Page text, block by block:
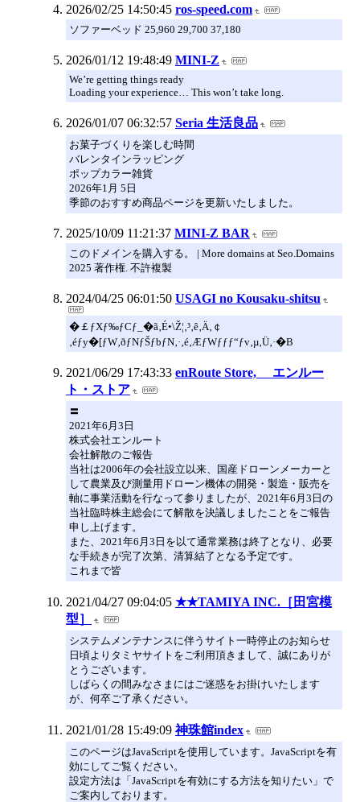
2026/02/25 14:50:45 ros-speed.com
ソファーベッド 25,960 29,700 37,180
2026/01/12 19:48:49 MINI-Z
We’re getting things ready
Loading your experience… This won’t take long.
2026/01/07 06:32:57 Seria 生活良品
お菓子づくりを楽しむ時間
バレンタインラッピング
ポップカラー雑貨
2026年1月 5日
季節のおすすめ商品ページを更新いたしました。
2025/10/09 11:21:37 MINI-Z BAR
このドメインを購入する。 | More domains at Seo.Domains
2025 著作権. 不許複製
2024/04/25 06:01:50 USAGI no Kousaku-shitsu
�￡ƒXƒ‰ƒCƒ_�ã‚É•\Ž¦‚³‚ê‚Ä‚￠
‚éƒy�[ƒW‚ðƒNƒŠƒbƒN‚·‚é‚ÆƒWƒƒƒ“ƒv‚µ‚Ü‚·�B
2021/06/29 17:43:33 enRoute Store, エンルー
ト・ストア
〓
2021年6月3日
株式会社エンルート
会社解散のご報告
当社は2006年の会社設立以来、国産ドローンメーカーと
して農業及び測量用ドローン機体の開発・製造・販売を
軸に事業活動を行なって参りましたが、2021年6月3日の
当社臨時株主総会にて解散を決議しましたことをご報告
申し上げます。
また、2021年6月3日を以て通常業務は終了となり、必要
な手続きが完了次第、清算結了となる予定です。
これまで皆
2021/04/27 09:04:05 ★★TAMIYA INC.［田宮模
型］
システムメンテナンスに伴うサイト一時停止のお知らせ
日頃よりタミヤサイトをご利用頂きまして、誠にありが
とうございます。
しばらくの間みなさまにはご迷惑をお掛けいたします
が、何卒ご了承ください。
2021/01/28 15:49:09 神珠館index
このページはJavaScriptを使用しています。JavaScriptを有
効にしてご覧ください。
設定方法は「JavaScriptを有効にする方法を知りたい」で
ご案内しております。